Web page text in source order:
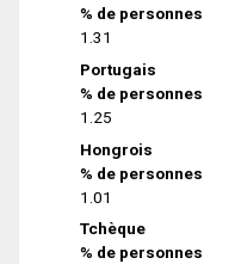
% de personnes
1.31
Portugais
% de personnes
1.25
Hongrois
% de personnes
1.01
Tchèque
% de personnes